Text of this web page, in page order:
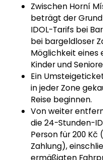
Zwischen Horní
beträgt der
IDOL-Tarifs bei
bei bargeldloser
Möglichkeit eines
Kinder und
Ein
in jeder Zone
Reise beginnen.
Von weiter
die 24-Stunden-
Person für 200 Kč
Zahlung),